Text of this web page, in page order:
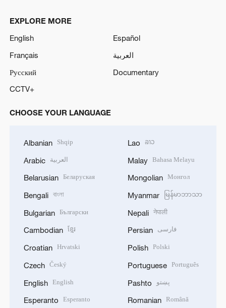
EXPLORE MORE
English
Español
Français
العربية
Русский
Documentary
CCTV+
CHOOSE YOUR LANGUAGE
Albanian Shqip
Arabic العربية
Belarusian Беларуская
Bengali বাংলা
Bulgarian Български
Cambodian ខ្មែរ
Croatian Hrvatski
Czech Český
English English
Esperanto Esperanto
Lao ລາວ
Malay Bahasa Melayu
Mongolian Монгол
Myanmar မြန်မာဘာသာ
Nepali नेपाली
Persian فارسی
Polish Polski
Portuguese Português
Pashto پښتو
Romanian Română